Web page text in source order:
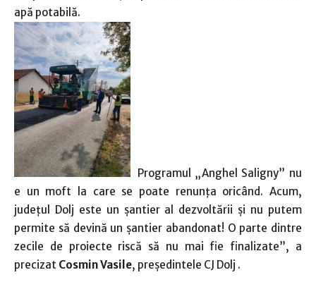
apă potabilă.
Programul „Anghel Saligny” nu
e un moft la care se poate renunța oricând. Acum,
județul Dolj este un șantier al dezvoltării și nu putem
permite să devină un șantier abandonat! O parte dintre
zecile de proiecte riscă să nu mai fie finalizate”, a
precizat Cosmin Vasile, preşedintele CJ Dolj .